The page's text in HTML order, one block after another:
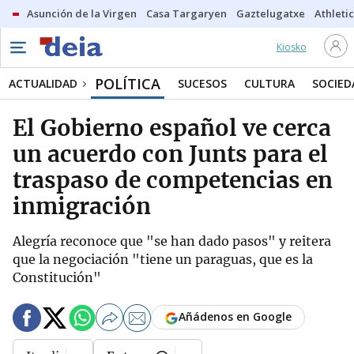
Asunción de la Virgen Casa Targaryen Gaztelugatxe Athletic
Kiosko
ACTUALIDAD POLÍTICA SUCESOS CULTURA
El Gobierno español ve cerca
un acuerdo con Junts para el
traspaso de competencias en
inmigración
Alegría reconoce que "se han dado pasos" y reitera
que la negociación "tiene un paraguas, que es la
Constitución"
Añádenos en Google